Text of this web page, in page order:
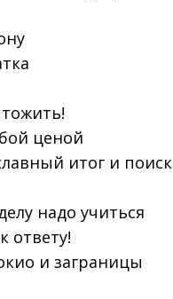
ценой
итог и поиск
надо учиться
ответу!
и заграницы